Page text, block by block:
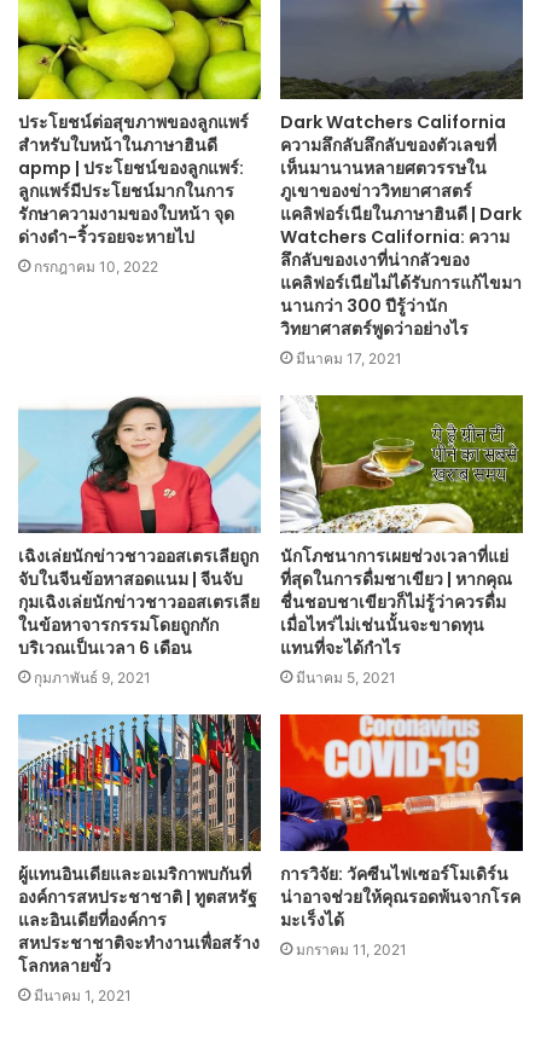
ประโยชน์ต่อสุขภาพของลูกแพร์
สำหรับใบหน้าในภาษาฮินดี
apmp | ประโยชน์ของลูกแพร์:
ลูกแพร์มีประโยชน์มากในการ
รักษาความงามของใบหน้า จุด
ด่างดำ-ริ้วรอยจะหายไป
กรกฎาคม 10, 2022
Dark Watchers California
ความลึกลับลึกลับของตัวเลขที่
เห็นมานานหลายศตวรรษใน
ภูเขาของข่าววิทยาศาสตร์
แคลิฟอร์เนียในภาษาฮินดี | Dark
Watchers California: ความ
ลึกลับของเงาที่น่ากลัวของ
แคลิฟอร์เนียไม่ได้รับการแก้ไขมา
นานกว่า 300 ปีรู้ว่านัก
วิทยาศาสตร์พูดว่าอย่างไร
มีนาคม 17, 2021
เฉิงเล่ยนักข่าวชาวออสเตรเลียถูก
จับในจีนข้อหาสอดแนม | จีนจับ
กุมเฉิงเล่ยนักข่าวชาวออสเตรเลีย
ในข้อหาจารกรรมโดยถูกกัก
บริเวณเป็นเวลา 6 เดือน
กุมภาพันธ์ 9, 2021
นักโภชนาการเผยช่วงเวลาที่แย่
ที่สุดในการดื่มชาเขียว | หากคุณ
ชื่นชอบชาเขียวก็ไม่รู้ว่าควรดื่ม
เมื่อไหร่ไม่เช่นนั้นจะขาดทุน
แทนที่จะได้กำไร
มีนาคม 5, 2021
ผู้แทนอินเดียและอเมริกาพบกันที่
องค์การสหประชาชาติ | ทูตสหรัฐ
และอินเดียที่องค์การ
สหประชาชาติจะทำงานเพื่อสร้าง
โลกหลายขั้ว
มีนาคม 1, 2021
การวิจัย: วัคซีนไฟเซอร์โมเดิร์น
น่าอาจช่วยให้คุณรอดพ้นจากโรค
มะเร็งได้
มกราคม 11, 2021